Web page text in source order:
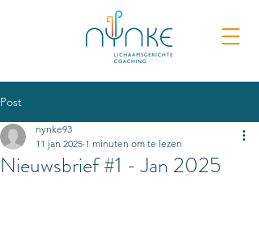
Post
Nieuwsbrief #1 - Jan 2025
nynke93
11 jan 2025 1 minuten om te lezen